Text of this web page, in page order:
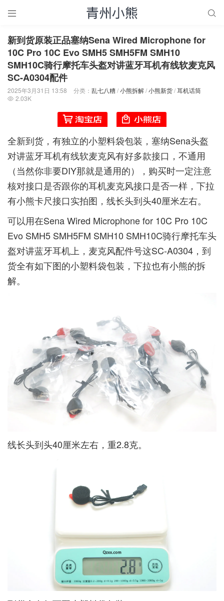
 
新到货原装正品塞纳Sena Wired Microphone for
10C Pro 10C Evo SMH5 SMH5FM SMH10
SMH10C骑行摩托车头盔对讲蓝牙耳机有线软麦克风
SC-A0304配件
2025年3月31日 13:58 分类： 乱七八糟/小熊拆解/小熊新货/耳机话筒
 2.03K
全新到货，有独立的小塑料袋包装，塞纳Sena头盔
对讲蓝牙耳机有线软麦克风有好多款接口，不通用
（当然你非要DIY那就是通用的），购买时一定注意
核对接口是否跟你的耳机麦克风接口是否一样，下拉
有小熊卡尺接口实拍图，线长头到头40厘米左右。
可以用在Sena Wired Microphone for 10C Pro 10C
Evo SMH5 SMH5FM SMH10 SMH10C骑行摩托车头
盔对讲蓝牙耳机上，麦克风配件号这SC-A0304，到
货全有如下图的小塑料袋包装，下拉也有小熊的拆
解。
线长头到头40厘米左右，重2.8克。